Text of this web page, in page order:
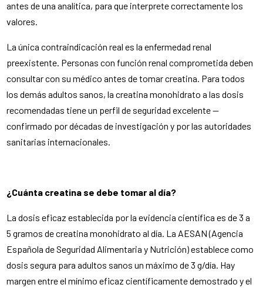
antes de una analítica, para que interprete correctamente los
valores.
La única contraindicación real es la enfermedad renal
preexistente. Personas con función renal comprometida deben
consultar con su médico antes de tomar creatina. Para todos
los demás adultos sanos, la creatina monohidrato a las dosis
recomendadas tiene un perfil de seguridad excelente —
confirmado por décadas de investigación y por las autoridades
sanitarias internacionales.
¿Cuánta creatina se debe tomar al día?
La dosis eficaz establecida por la evidencia científica es de 3 a
5 gramos de creatina monohidrato al día. La AESAN (Agencia
Española de Seguridad Alimentaria y Nutrición) establece como
dosis segura para adultos sanos un máximo de 3 g/día. Hay
margen entre el mínimo eficaz científicamente demostrado y el